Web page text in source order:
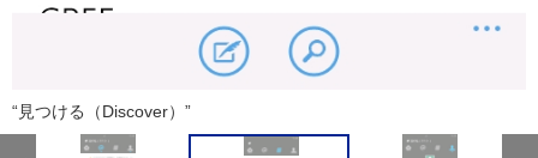
“見つける（Discover）”